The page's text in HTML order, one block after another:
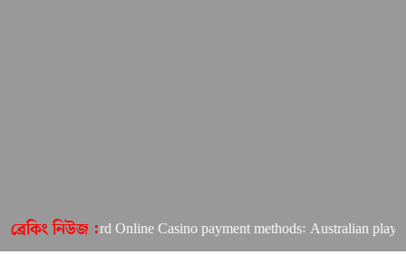
ব্রেকিং নিউজ :
Richard Online Casino payment methods: Australian players’